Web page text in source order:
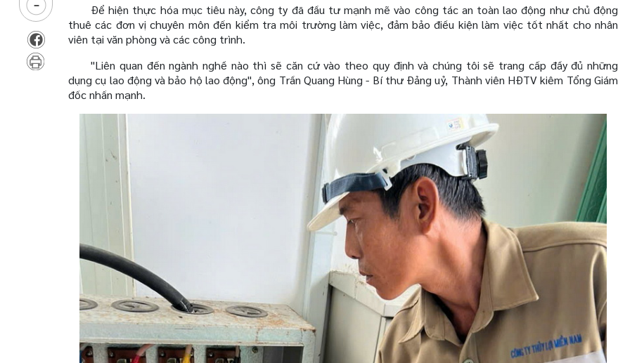
Để hiện thực hóa mục tiêu này, công ty đã đầu tư mạnh mẽ vào công tác an toàn lao động như chủ động
thuê các đơn vị chuyên môn đến kiểm tra môi trường làm việc, đảm bảo điều kiện làm việc tốt nhất cho nhân
viên tại văn phòng và các công trình.
"Liên quan đến ngành nghề nào thì sẽ căn cứ vào theo quy định và chúng tôi sẽ trang cấp đầy đủ những
dụng cụ lao động và bảo hộ lao động", ông Trần Quang Hùng - Bí thư Đảng uỷ, Thành viên HĐTV kiêm Tổng Giám
đốc nhấn mạnh.